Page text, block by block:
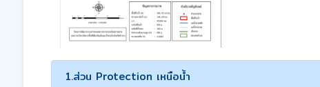
1.ส่วน Protection เหนือน้ำ